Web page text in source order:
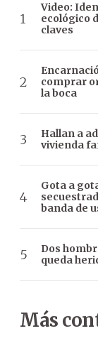
Video:
ecológico
claves
comprar
la boca
Hallan a
vivienda
Gota a
banda de
Dos
queda
Más